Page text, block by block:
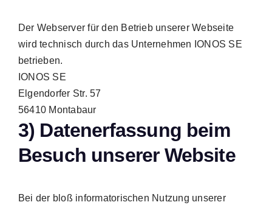
Der Webserver für den Betrieb unserer Webseite
wird technisch durch das Unternehmen IONOS SE
betrieben.
IONOS SE
Elgendorfer Str. 57
56410 Montabaur
3) Datenerfassung beim
Besuch unserer Website
Bei der bloß informatorischen Nutzung unserer